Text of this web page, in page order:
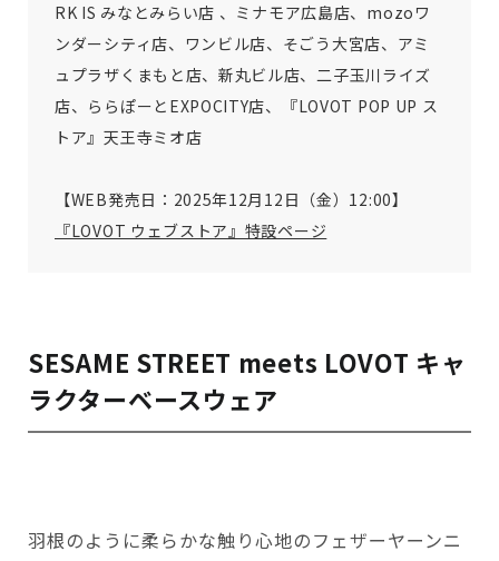
RK IS みなとみらい店 、ミナモア広島店、mozoワ
ンダーシティ店、ワンビル店、そごう大宮店、アミ
ュプラザくまもと店、新丸ビル店、二子玉川ライズ
店、ららぽーとEXPOCITY店、『LOVOT POP UP ス
トア』天王寺ミオ店
【WEB発売日：2025年12月12日（金）12:00】
『LOVOT ウェブストア』特設ページ
SESAME STREET meets LOVOT キャ
ラクターベースウェア
羽根のように柔らかな触り心地のフェザーヤーンニ